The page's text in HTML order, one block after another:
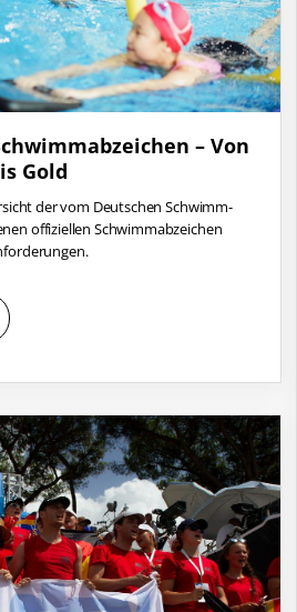
– Von
Gold
der vom Deutschen Schwimm-
offiziellen Schwimmabzeichen